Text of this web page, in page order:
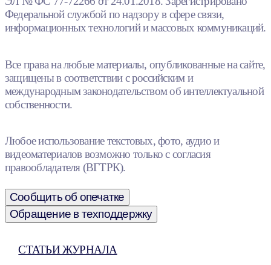
Федеральной службой по надзору в сфере связи,
информационных технологий и массовых коммуникаций.
Все права на любые материалы, опубликованные на сайте,
защищены в соответствии с российским и
международным законодательством об интеллектуальной
собственности.
Любое использование текстовых, фото, аудио и
видеоматериалов возможно только с согласия
правообладателя (ВГТРК).
Сообщить об опечатке
Обращение в техподдержку
СТАТЬИ ЖУРНАЛА